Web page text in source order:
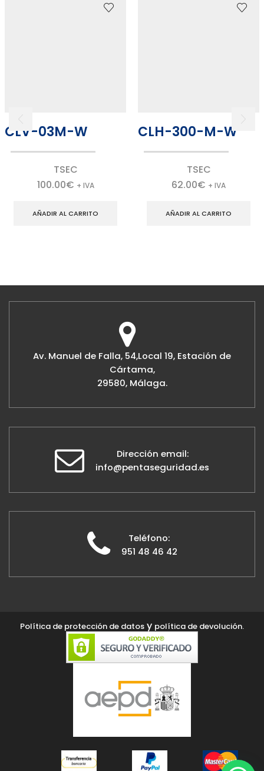
CLV-03M-W
TSEC
100.00€ + IVA
AÑADIR AL CARRITO
CLH-300-M-W
TSEC
62.00€ + IVA
AÑADIR AL CARRITO
Av. Manuel de Falla, 54,Local 19, Estación de
Cártama,
29580, Málaga.
Dirección email:
info@pentaseguridad.es
Teléfono:
951 48 46 42
Política de protección de datos y política de devolución.